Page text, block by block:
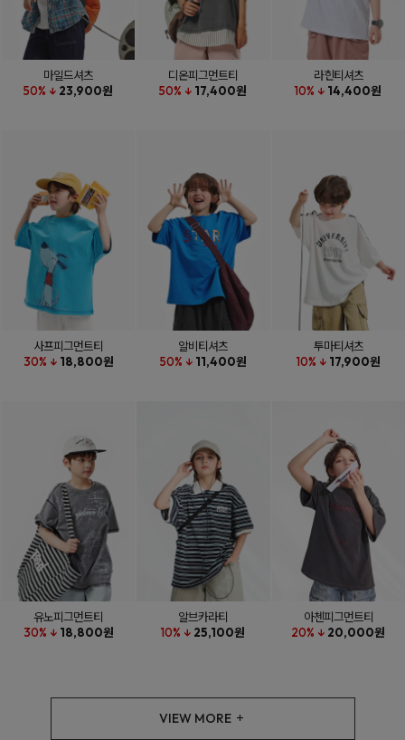
마일드셔츠
50% ↓ 23,900원
디온피그먼트티
50% ↓ 17,400원
라힌티셔츠
10% ↓ 14,400원
사프피그먼트티
30% ↓ 18,800원
알비티셔츠
50% ↓ 11,400원
투마티셔츠
10% ↓ 17,900원
유노피그먼트티
30% ↓ 18,800원
알브카라티
10% ↓ 25,100원
아첸피그먼트티
20% ↓ 20,000원
VIEW MORE